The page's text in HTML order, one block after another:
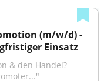
(m/w/d) -
Einsatz
& den Handel?